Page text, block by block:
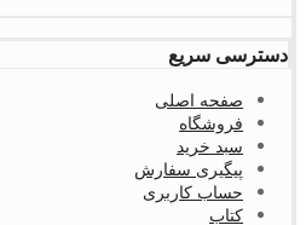
دسترسی سریع
صفحه اصلی
فروشگاه
سبد خرید
پیگیری سفارش
حساب کاربری
کتاب